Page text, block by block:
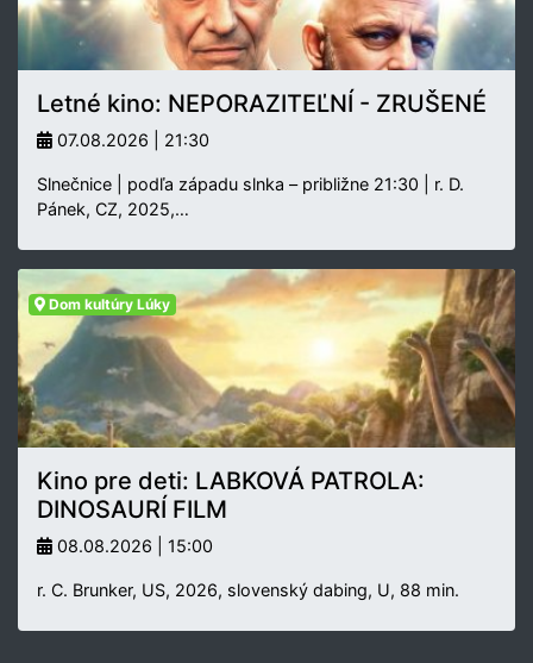
Letné kino: NEPORAZITEĽNÍ - ZRUŠENÉ
07.08.2026 | 21:30
Slnečnice | podľa západu slnka – približne 21:30 | r. D.
Pánek, CZ, 2025,…
Dom kultúry Lúky
Kino pre deti: LABKOVÁ PATROLA:
DINOSAURÍ FILM
08.08.2026 | 15:00
r. C. Brunker, US, 2026, slovenský dabing, U, 88 min.